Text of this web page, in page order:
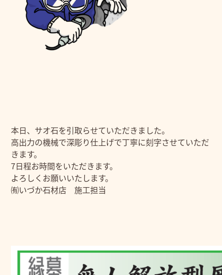
本日、サオ石を引取らせていただきました。
高出力の機械で深彫り仕上げで丁寧に刻字させていただ
きます。
7日程お時間をいただきます。
よろしくお願いいたします。
㈲いづか石材店 施工担当